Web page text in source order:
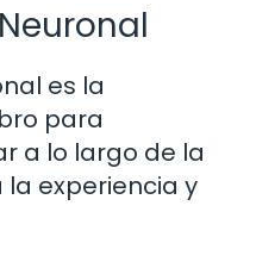
es la
para
a lo largo de la
experiencia y